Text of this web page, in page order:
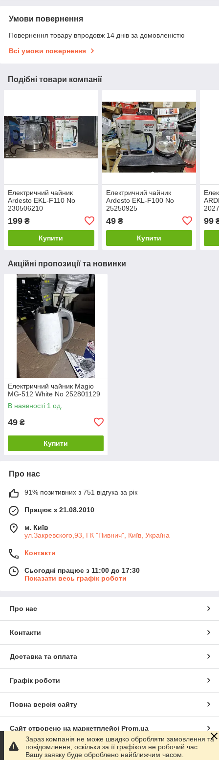
Умови повернення
Повернення товару впродовж 14 днів за домовленістю
Всі умови повернення
Подібні товари компанії
Електричний чайник
Ardesto EKL-F110 No
230506210
199 ₴
Купити
Електричний чайник
Ardesto EKL-F100 No
25250925
49₴
Купити
99
Акційні пропозиції та новинки
Електричний чайник Magio
MG-512 White No 252801129
В наявності 1 од.
49 ₴
Купити
Про нас
91% позитивних з 751 відгука за рік
Працює з 21.08.2010
м. Київ
ул.Закревского,93, ГК "Пивнич", Київ, Україна
Контакти
Сьогодні працює з 11:00 до 17:30
Показати весь графік роботи
Про нас
Контакти
Доставка та оплата
Графік роботи
Повна версія сайту
Сайт створено на маркетплейсі Prom.ua
Політика конфіденційності
Зараз компанія не може швидко обробляти замовлення та
повідомлення, оскільки за її графіком не робочий час.
Вашу заявку буде оброблено найближчим часом.